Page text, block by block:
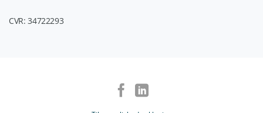
CVR: 34722293